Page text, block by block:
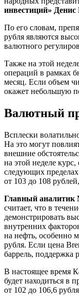
инвестиций»
По его словам,
рубля являются
валютного
Также на этой
операций в рамках
месяц. Если объем
окажет небольшую
Валютный
Всплески
На это могут
внешние
на этой неделе курс,
следующих
от 103 до 108
Главный аналитик
считает, что в
демонстрировать
внутренних
на нефть, особенно
рубля. Если цена
баррель, поддержка
В настоящее время
будет находиться в
от 102 до 106,6